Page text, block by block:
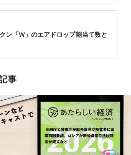
ン「W」のエアドロップ割当て数と
事